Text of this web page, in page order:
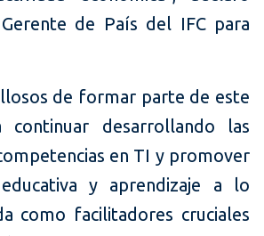
de País del IFC para
de formar parte de este
continuar desarrollando las
en TI y promover
y aprendizaje a lo
como facilitadores cruciales